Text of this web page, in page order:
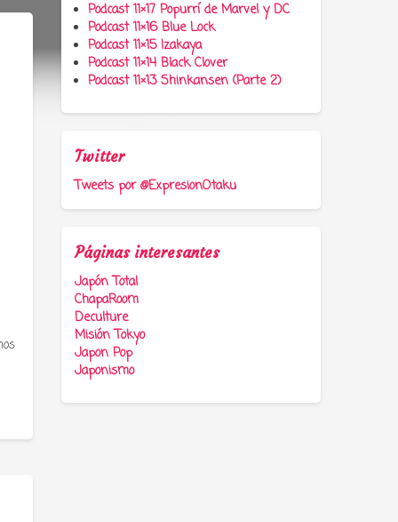
Podcast 11×17 Popurrí de Marvel y DC
Podcast 11×16 Blue Lock
Podcast 11×15 Izakaya
Podcast 11×14 Black Clover
Podcast 11×13 Shinkansen (Parte 2)
Twitter
Tweets por @ExpresionOtaku
Páginas interesantes
Japón Total
ChapaRoom
Deculture
Misión Tokyo
Japon Pop
Japonismo